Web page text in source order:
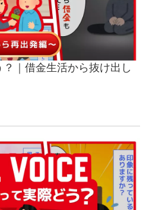
｜借金生活から抜け出し